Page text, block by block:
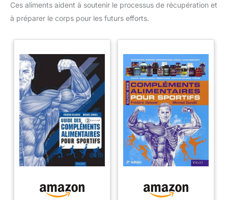
Ces aliments aident à soutenir le processus de récupération et
à préparer le corps pour les futurs efforts.